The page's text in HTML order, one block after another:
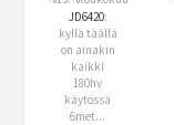
JD6420:
kyllä täällä
on ainakin
kaikki
180hv
käytössä
6met...